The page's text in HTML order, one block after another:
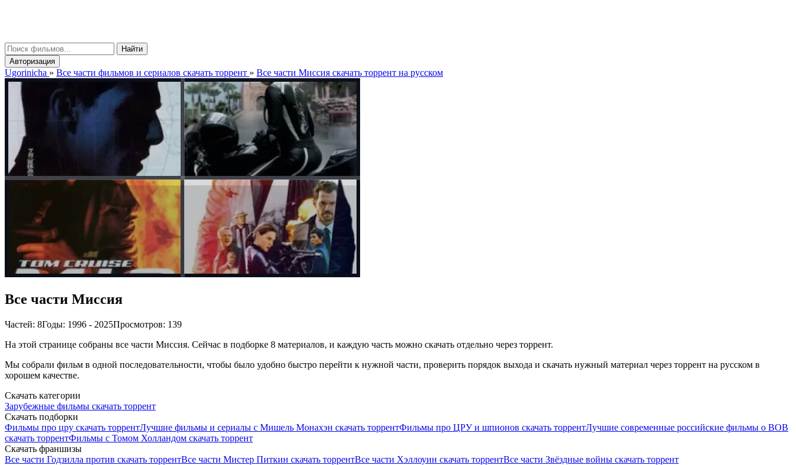
Найти
Авторизация
Ugorinicha » Все части фильмов и сериалов скачать торрент » Все части Миссия скачать торрент на русском
Все части Миссия
Частей: 8Годы: 1996 - 2025Просмотров: 139
На этой странице собраны все части Миссия. Сейчас в подборке 8 материалов, и каждую часть можно скачать отдельно через торрент.
Мы собрали фильм в одной последовательности, чтобы было удобно быстро перейти к нужной части, проверить порядок выхода и скачать нужный материал через торрент на русском в
хорошем качестве.
Скачать категории
Зарубежные фильмы скачать торрент
Скачать подборки
Фильмы про цру скачать торрентЛучшие фильмы и сериалы с Мишель Монахэн скачать торрентФильмы про ЦРУ и шпионов скачать торрентЛучшие современные российские фильмы о ВОВ
скачать торрентФильмы с Томом Холландом скачать торрент
Скачать франшизы
Все части Годзилла против скачать торрентВсе части Мистер Питкин скачать торрентВсе части Хэллоуин скачать торрентВсе части Звёздные войны скачать торрент